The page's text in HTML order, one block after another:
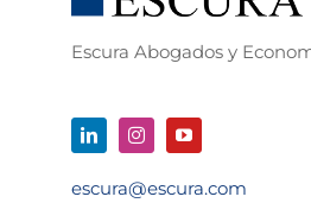
Escura Abogados y
escura@escura.com